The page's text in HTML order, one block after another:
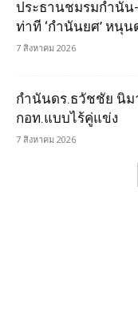
ประธานชมรมกำนัน
ท่าที ‘กำนันยศ’ หนุ
7 สิงหาคม 2026
กำนันดร.ธวัชชัย นิม
กอท.แบบไร้คู่แข่ง
7 สิงหาคม 2026